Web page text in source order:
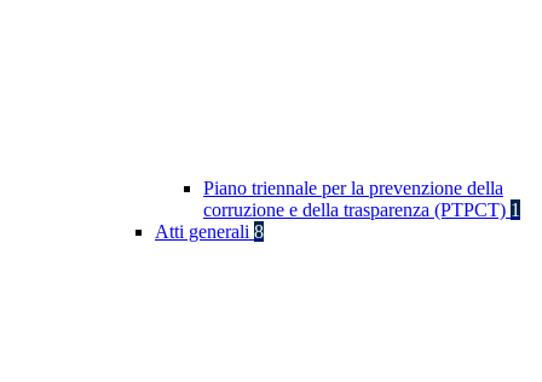
Piano triennale per la prevenzione della
corruzione e della trasparenza (PTPCT) 1
Atti generali 8